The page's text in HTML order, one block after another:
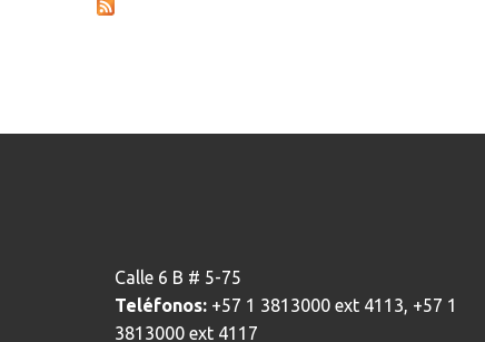
Calle 6 B # 5-75
Teléfonos: +57 1 3813000 ext 4113, +57 1
3813000 ext 4117